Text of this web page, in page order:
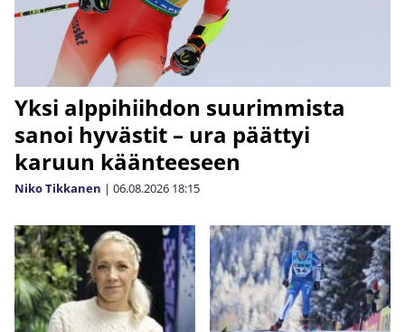
Yksi alppihiihdon suurimmista
sanoi hyvästit – ura päättyi
karuun käänteeseen
Niko Tikkanen | 06.08.2026 18:15